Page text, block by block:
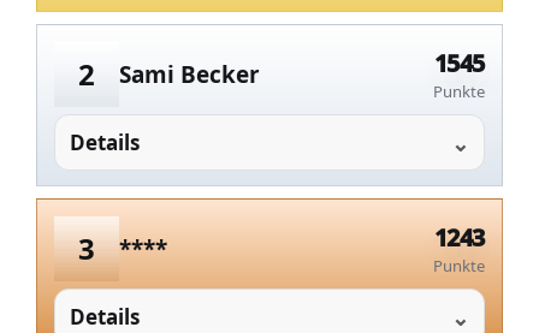
2 Sami Becker 1545
Punkte
Details
3 **** 1243
Punkte
Details